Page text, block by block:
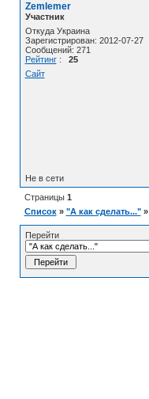
Zemlemer
Участник
Откуда Украина
Зарегистрирован: 2012-07-27
Сообщений: 271
Рейтинг: 25
Сайт
Не в сети
Страницы 1
Список » "А как сделать..." »
Перейти